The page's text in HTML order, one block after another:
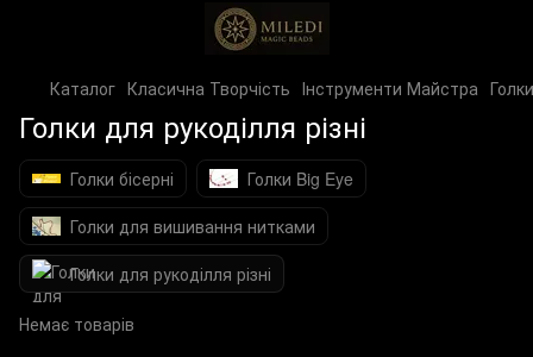
Каталог Класична Творчість Інструменти Майстра Голки
Голки для рукоділля різні
Голки бісерні
Голки Big Eye
Голки для вишивання нитками
Голки для рукоділля різні
Немає товарів